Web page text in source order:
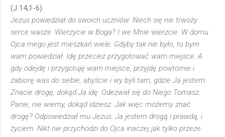
(J 14,1-6)
Jezus powiedział do swoich uczniów: Niech się nie trwoży
serce wasze. Wierzycie w Boga? I we Mnie wierzcie. W domu
Ojca mego jest mieszkań wiele. Gdyby tak nie było, to bym
wam powiedział. Idę przecież przygotować wam miejsce. A
gdy odejdę i przygotuję wam miejsce, przyjdę powtórnie i
zabiorę was do siebie, abyście i wy byli tam, gdzie Ja jestem.
Znacie drogę, dokąd Ja idę. Odezwał się do Niego Tomasz:
Panie, nie wiemy, dokąd idziesz. Jak więc możemy znać
drogę? Odpowiedział mu Jezus: Ja jestem drogą i prawdą, i
życiem. Nikt nie przychodzi do Ojca inaczej jak tylko przeze